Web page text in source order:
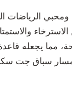
الرياضات
مما يجعله
مسار سباق جت